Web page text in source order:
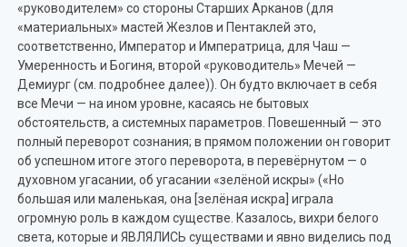
«руководителем» со стороны Старших Арканов (для
«материальных» мастей Жезлов и Пентаклей это,
соответственно, Император и Императрица, для Чаш —
Умеренность и Богиня, второй «руководитель» Мечей —
Демиург (см. подробнее далее)). Он будто включает в себя
все Мечи — на ином уровне, касаясь не бытовых
обстоятельств, а системных параметров. Повешенный — это
полный переворот сознания; в прямом положении он говорит
об успешном итоге этого переворота, в перевёрнутом — о
духовном угасании, об угасании «зелёной искры» («Но
большая или маленькая, она [зелёная искра] играла
огромную роль в каждом существе. Казалось, вихри белого
света, которые и ЯВЛЯЛИСЬ существами и явно виделись под